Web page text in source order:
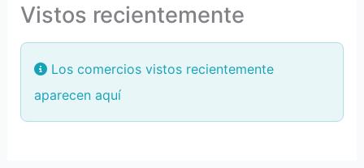
Vistos recientemente
Los comercios vistos recientemente
aparecen aquí